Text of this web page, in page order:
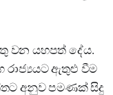
වන යහපත් දේය.
රාජ්‍යයට ඇතුළු වීම
අනුව පමණක් සිදු